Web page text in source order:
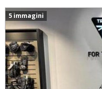
5 immagini